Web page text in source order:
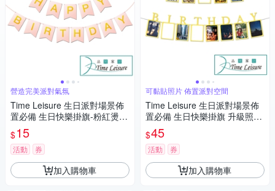
營造完美派對氣氛
Time Leisure 生日派對場景佈
置必備 生日快樂掛旗-粉紅燙金
燕尾旗
$15
活動 券
加入購物車
可黏貼照片 佈置派對空間
Time Leisure 生日派對場景佈
置必備 生日快樂掛旗 升級照片
$45
活動 券
加入購物車